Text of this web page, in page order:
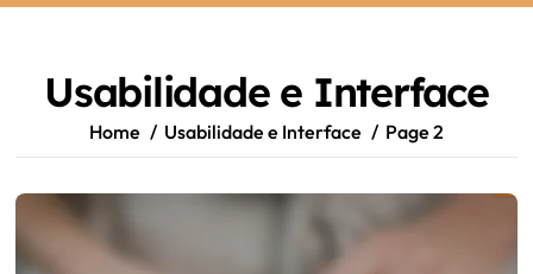
Usabilidade e Interface
Home Usabilidade e Interface Page 2